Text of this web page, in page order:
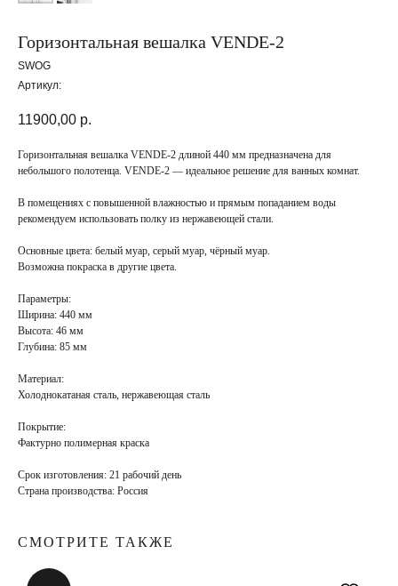
Горизонтальная вешалка VENDE-2
SWOG
Артикул:
11900,00 р.
Горизонтальная вешалка VENDE-2 длиной 440 мм предназначена для
небольшого полотенца. VENDE-2 — идеальное решение для ванных комнат.
В помещениях с повышенной влажностью и прямым попаданием воды
рекомендуем использовать полку из нержавеющей стали.
Основные цвета: белый муар, серый муар, чёрный муар.
Возможна покраска в другие цвета.
Параметры:
Ширина: 440 мм
Высота: 46 мм
Глубина: 85 мм
Материал:
Холоднокатаная сталь, нержавеющая сталь
Покрытие:
Фактурно полимерная краска
Срок изготовления: 21 рабочий день
Страна производства: Россия
СМОТРИТЕ ТАКЖЕ